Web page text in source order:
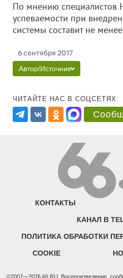
По мнению специалистов
успеваемости при
системы составит не
6 сентября 2017
Автор/Источник
ЧИТАЙТЕ НАС В СОЦСЕТЯХ:
КОНТАКТЫ
КАНАЛ В
ПОЛИТИКА ОБРАБОТКИ
COOKIE
©2007—2026 66.RU. Воспроизведение,